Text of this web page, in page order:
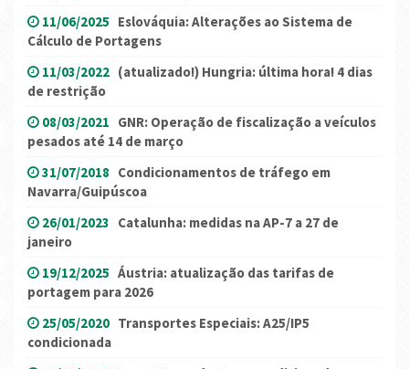
11/06/2025 Eslováquia: Alterações ao Sistema de
Cálculo de Portagens
11/03/2022 (atualizado!) Hungria: última hora! 4 dias
de restrição
08/03/2021 GNR: Operação de fiscalização a veículos
pesados até 14 de março
31/07/2018 Condicionamentos de tráfego em
Navarra/Guipúscoa
26/01/2023 Catalunha: medidas na AP-7 a 27 de
janeiro
19/12/2025 Áustria: atualização das tarifas de
portagem para 2026
25/05/2020 Transportes Especiais: A25/IP5
condicionada